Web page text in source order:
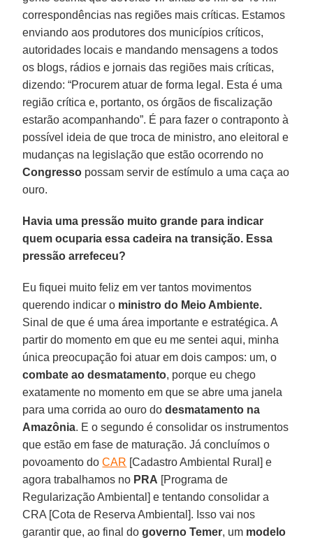
correspondências nas regiões mais críticas. Estamos
enviando aos produtores dos municípios críticos,
autoridades locais e mandando mensagens a todos
os blogs, rádios e jornais das regiões mais críticas,
dizendo: “Procurem atuar de forma legal. Esta é uma
região crítica e, portanto, os órgãos de fiscalização
estarão acompanhando”. É para fazer o contraponto à
possível ideia de que troca de ministro, ano eleitoral e
mudanças na legislação que estão ocorrendo no
Congresso possam servir de estímulo a uma caça ao
ouro.
Havia uma pressão muito grande para indicar
quem ocuparia essa cadeira na transição. Essa
pressão arrefeceu?
Eu fiquei muito feliz em ver tantos movimentos
querendo indicar o ministro do Meio Ambiente.
Sinal de que é uma área importante e estratégica. A
partir do momento em que eu me sentei aqui, minha
única preocupação foi atuar em dois campos: um, o
combate ao desmatamento, porque eu chego
exatamente no momento em que se abre uma janela
para uma corrida ao ouro dodesmatamento na
Amazônia. E o segundo é consolidar os instrumentos
que estão em fase de maturação. Já concluímos o
povoamento doCAR [Cadastro Ambiental Rural] e
agora trabalhamos no PRA [Programa de
Regularização Ambiental] e tentando consolidar a
CRA [Cota de Reserva Ambiental]. Isso vai nos
garantir que, ao final dogoverno Temer, um modelo